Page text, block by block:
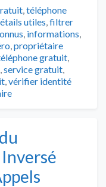
,téléphone
utiles,filtrer
, informations,
,propriétaire
gratuit,
,service gratuit,
,vérifier identité